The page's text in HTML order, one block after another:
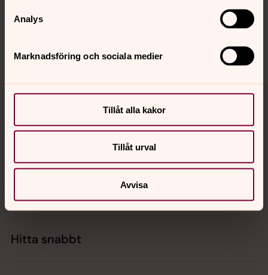
Analys
Marknadsföring och sociala medier
Tillåt alla kakor
Tillåt urval
Avvisa
Dela
Tillbaka till toppen
Tillbaka till innehållet
Hitta snabbt